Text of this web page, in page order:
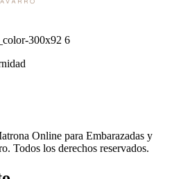
300x92 6
Online para Embarazadas y
Todos los derechos reservados.